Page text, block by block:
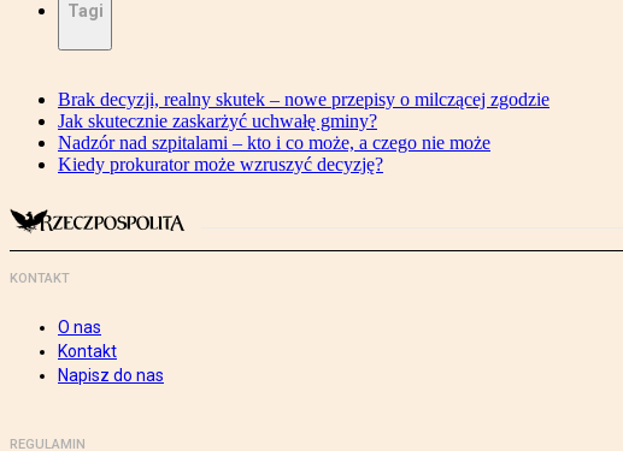
Tagi
Brak decyzji, realny skutek – nowe przepisy o milczącej zgodzie
Jak skutecznie zaskarżyć uchwałę gminy?
Nadzór nad szpitalami – kto i co może, a czego nie może
Kiedy prokurator może wzruszyć decyzję?
KONTAKT
O nas
Kontakt
Napisz do nas
REGULAMIN